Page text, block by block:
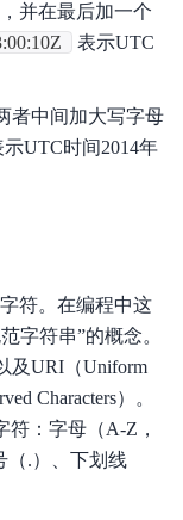
并在最后加一个
表示UTC
者中间加大写字母
示UTC时间2014年
符。在编程中这
字符串”的概念。
及URI（Uniform
Characters）。
符：字母（A-Z，
（.）、下划线